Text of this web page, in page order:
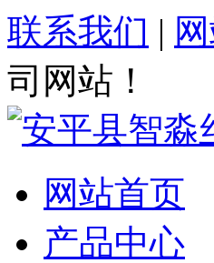
联系我们 |
司网站！
网站首页
产品中心